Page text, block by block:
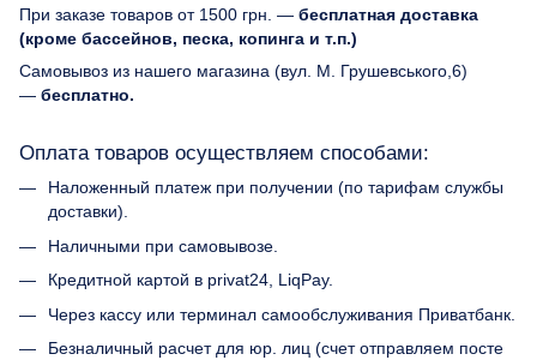
При заказе товаров от 1500 грн. — бесплатная доставка
(кроме бассейнов, песка, копинга и т.п.)
Самовывоз из нашего магазина (вул. М. Грушевського,6)
— бесплатно.
Оплата товаров осуществляем способами:
Наложенный платеж при получении (по тарифам службы
доставки).
Наличными при самовывозе.
Кредитной картой в privat24, LiqPay.
Через кассу или терминал самообслуживания Приватбанк.
Безналичный расчет для юр. лиц (счет отправляем посте